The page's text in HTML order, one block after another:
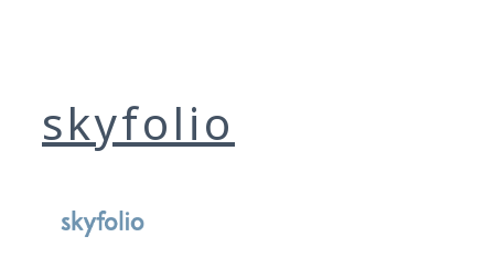
skyfolio